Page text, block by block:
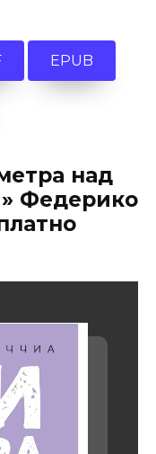
EPUB
над
Федерико